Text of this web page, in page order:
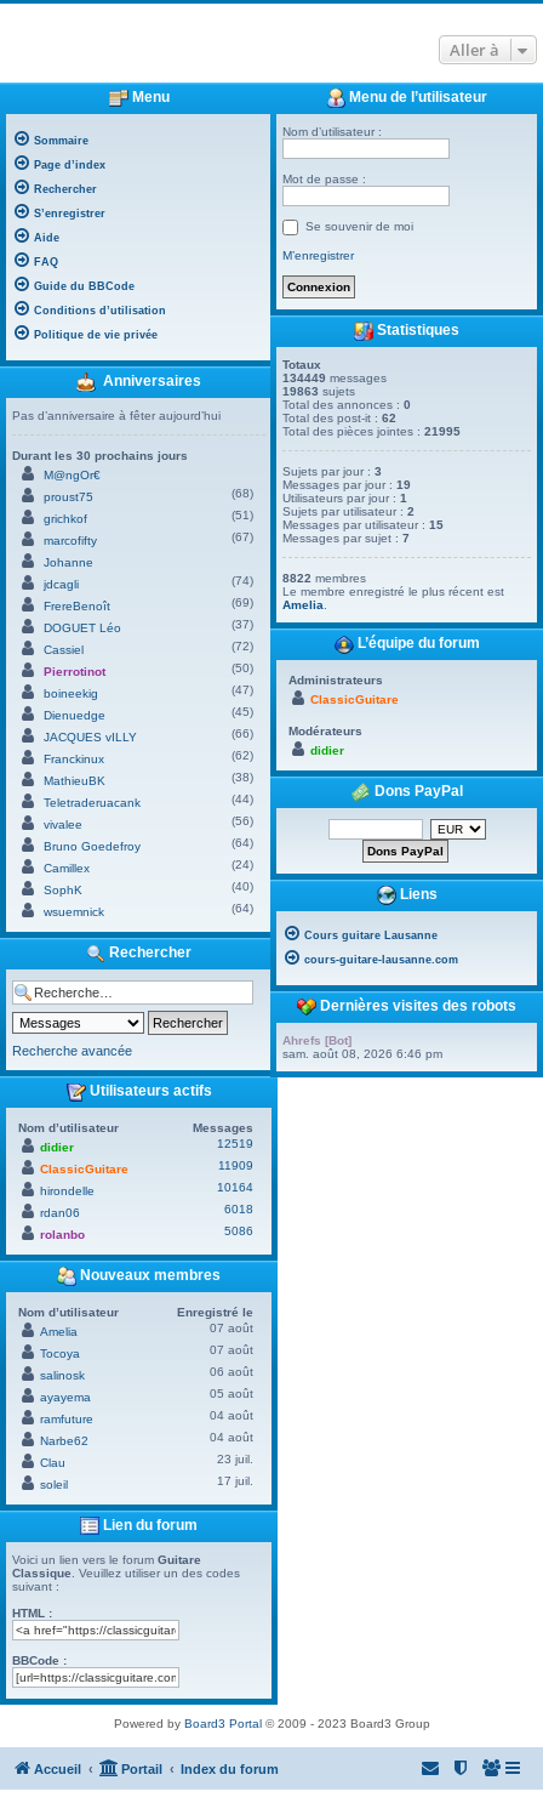
Aller à
Menu
Sommaire
Page d’index
Rechercher
S’enregistrer
Aide
FAQ
Guide du BBCode
Conditions d’utilisation
Politique de vie privée
Anniversaires
Pas d’anniversaire à fêter aujourd’hui
Durant les 30 prochains jours
M@ngOr€
proust75
(68)
grichkof
(51)
marcofifty
(67)
Johanne
jdcagli
(74)
FrereBenoît
(69)
DOGUET Léo
(37)
Cassiel
(72)
Pierrotinot
(50)
boineekig
(47)
Dienuedge
(45)
JACQUES vILLY
(66)
Franckinux
(62)
MathieuBK
(38)
Teletraderuacank
(44)
vivalee
(56)
Bruno Goedefroy
(64)
Camillex
(24)
SophK
(40)
wsuemnick
(64)
Rechercher
Recherche avancée
Utilisateurs actifs
Nom d’utilisateur
Messages
didier
12519
ClassicGuitare
11909
hirondelle
10164
rdan06
6018
rolanbo
5086
Nouveaux membres
Nom d’utilisateur
Enregistré le
Amelia
07 août
Tocoya
07 août
salinosk
06 août
ayayema
05 août
ramfuture
04 août
Narbe62
04 août
Clau
23 juil.
soleil
17 juil.
Lien du forum
Voici un lien vers le forum Guitare
Classique . Veuillez utiliser un des codes
suivant :
HTML :
BBCode :
Menu de l’utilisateur
Nom d’utilisateur :
Mot de passe :
Se souvenir de moi
M’enregistrer
Statistiques
Totaux
134449 messages
19863 sujets
Total des annonces :0
Total des post-it :62
Total des pièces jointes :21995
Sujets par jour :3
Messages par jour :19
Utilisateurs par jour :1
Sujets par utilisateur :2
Messages par utilisateur :15
Messages par sujet :7
8822 membres
Le membre enregistré le plus récent est
Amelia
L’équipe du forum
Administrateurs
ClassicGuitare
Modérateurs
didier
Dons PayPal
Liens
Cours guitare Lausanne
cours-guitare-lausanne.com
Dernières visites des robots
Ahrefs [Bot]
sam. août 08, 2026 6:46 pm
Powered by Board3 Portal© 2009 - 2023 Board3 Group
Accueil Portail Index du forum